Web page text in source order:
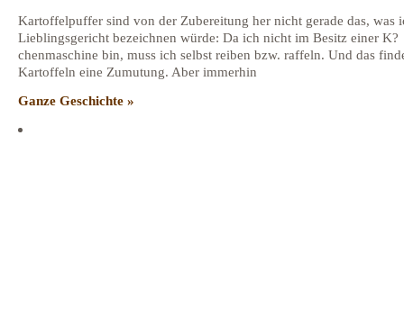
Kartoffelpuffer sind von der Zubereitung her nicht gerade das, was
Lieblingsgericht bezeichnen würde: Da ich nicht im Besitz einer K?
chenmaschine bin, muss ich selbst reiben bzw. raffeln. Und das
Kartoffeln eine Zumutung. Aber immerhin
Ganze Geschichte »